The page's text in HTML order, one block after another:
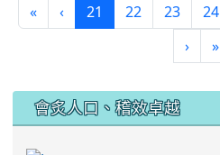
« ‹ 21 (current)
22 23 24
›
»
會炙人口、稽效卓越